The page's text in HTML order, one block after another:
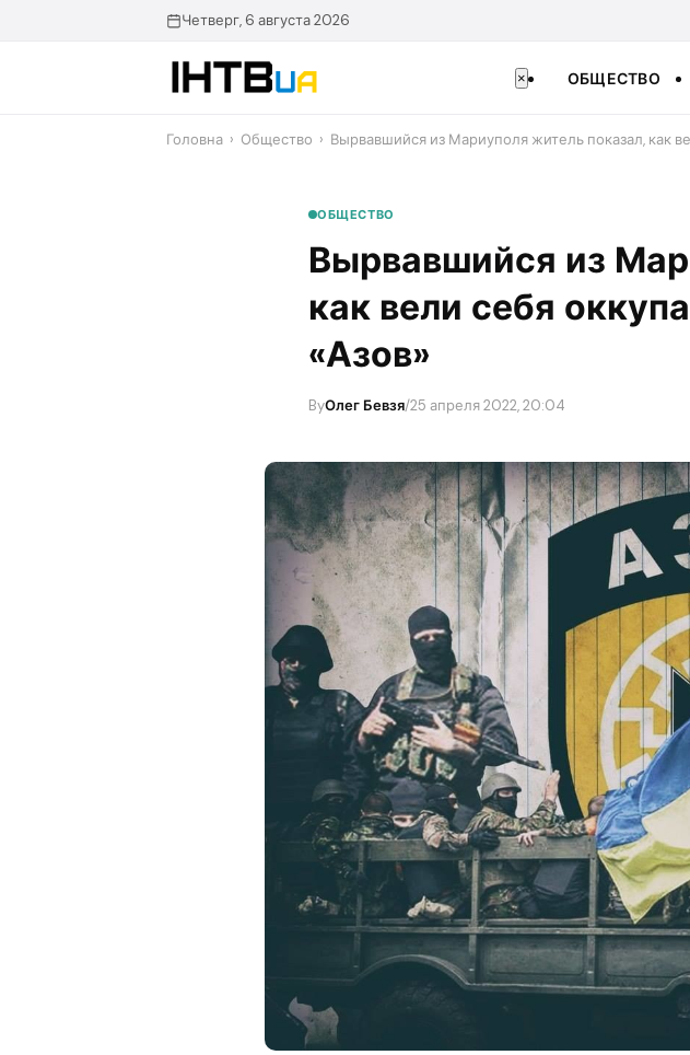
Четверг, 6 августа 2026
× ОБЩЕСТВО
Головна › Общество › Вырвавшийся из Мариуполя житель показал, как
ОБЩЕСТВО
Вырвавшийся из
как вели себя
«Азов»
ByОлег Бевзя/25 апреля 2022, 20:04